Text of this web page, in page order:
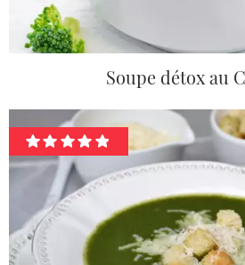
Soupe détox au